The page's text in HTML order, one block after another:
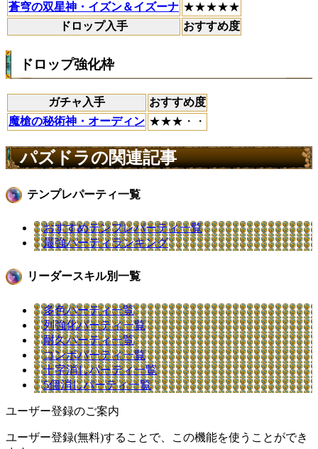
蒼穹の双星神・イズン＆イズーナ ★★★★★
ドロップ入手
おすすめ度
ドロップ強化枠
ガチャ入手
おすすめ度
魔槍の秘術神・オーディン ★★★・・
パズドラの関連記事
テンプレパーティ一覧
おすすめテンプレパーティ一覧
最強パーティランキング
リーダースキル別一覧
多色パーティ一覧
列強化パーティ一覧
耐久パーティ一覧
コンボパーティ一覧
十字消しパーティ一覧
5個消しパーティ一覧
ユーザー登録のご案内
ユーザー登録(無料)することで、この機能を使うことができ